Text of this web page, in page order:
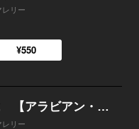
レリー
¥550
砂塵のかなたに 【アラビアン・ロマンス：バハニア王国編】
レリー